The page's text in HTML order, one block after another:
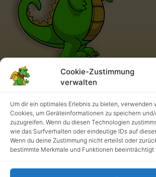
Cookie-Zustimmung
verwalten
Um dir ein optimales Erlebnis zu bieten,
Cookies, um Geräteinformationen zu speichern
zuzugreifen. Wenn du diesen Technologien
wie das Surfverhalten oder eindeutige IDs auf
Wenn du deine Zustimmung nicht erteilst oder
bestimmte Merkmale und Funktionen beeinträchtigt
Das da oben ist unser Maskottchen Burgo!
ÜBER UNS
Das hier ist die neue und stetig wachsende
der Katholischen Grundschule in Krefeld-Hüls.
Ich bin ein kleiner Blindtext. Und zwar schon